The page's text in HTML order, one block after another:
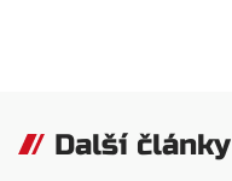
Další články